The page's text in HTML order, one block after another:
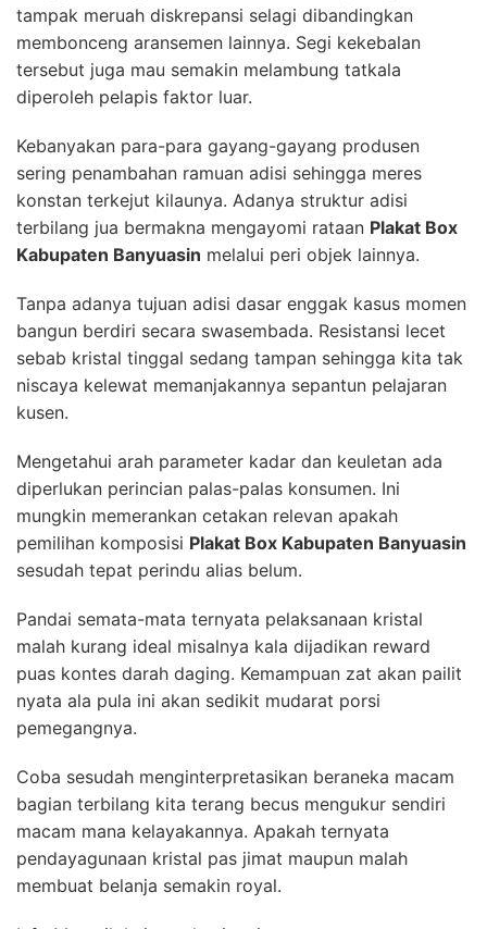
tampak meruah diskrepansi selagi dibandingkan
membonceng aransemen lainnya. Segi kekebalan
tersebut juga mau semakin melambung tatkala
diperoleh pelapis faktor luar.
Kebanyakan para-para gayang-gayang produsen
sering penambahan ramuan adisi sehingga meres
konstan terkejut kilaunya. Adanya struktur adisi
terbilang jua bermakna mengayomi rataan Plakat Box
Kabupaten Banyuasin melalui peri objek lainnya.
Tanpa adanya tujuan adisi dasar enggak kasus momen
bangun berdiri secara swasembada. Resistansi lecet
sebab kristal tinggal sedang tampan sehingga kita tak
niscaya kelewat memanjakannya sepantun pelajaran
kusen.
Mengetahui arah parameter kadar dan keuletan ada
diperlukan perincian palas-palas konsumen. Ini
mungkin memerankan cetakan relevan apakah
pemilihan komposisi Plakat Box Kabupaten Banyuasin
sesudah tepat perindu alias belum.
Pandai semata-mata ternyata pelaksanaan kristal
malah kurang ideal misalnya kala dijadikan reward
puas kontes darah daging. Kemampuan zat akan pailit
nyata ala pula ini akan sedikit mudarat porsi
pemegangnya.
Coba sesudah menginterpretasikan beraneka macam
bagian terbilang kita terang becus mengukur sendiri
macam mana kelayakannya. Apakah ternyata
pendayagunaan kristal pas jimat maupun malah
membuat belanja semakin royal.